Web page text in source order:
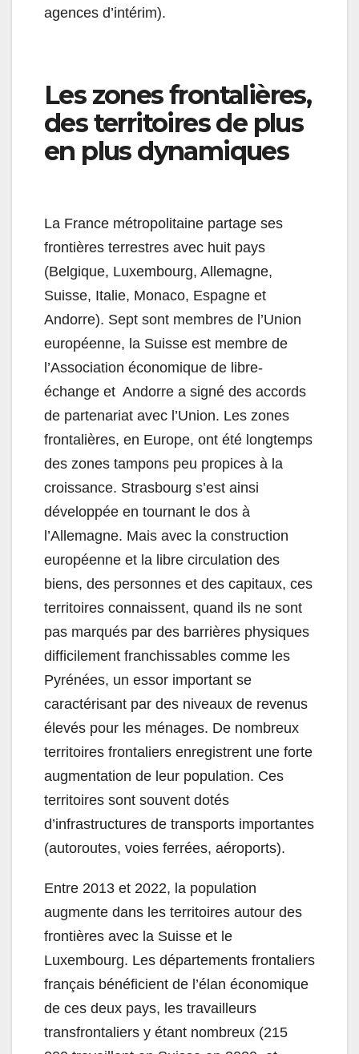
agences d’intérim).
Les zones frontalières,
des territoires de plus
en plus dynamiques
La France métropolitaine partage ses
frontières terrestres avec huit pays
(Belgique, Luxembourg, Allemagne,
Suisse, Italie, Monaco, Espagne et
Andorre). Sept sont membres de l’Union
européenne, la Suisse est membre de
l’Association économique de libre-
échange et Andorre a signé des accords
de partenariat avec l’Union. Les zones
frontalières, en Europe, ont été longtemps
des zones tampons peu propices à la
croissance. Strasbourg s’est ainsi
développée en tournant le dos à
l’Allemagne. Mais avec la construction
européenne et la libre circulation des
biens, des personnes et des capitaux, ces
territoires connaissent, quand ils ne sont
pas marqués par des barrières physiques
difficilement franchissables comme les
Pyrénées, un essor important se
caractérisant par des niveaux de revenus
élevés pour les ménages. De nombreux
territoires frontaliers enregistrent une forte
augmentation de leur population. Ces
territoires sont souvent dotés
d’infrastructures de transports importantes
(autoroutes, voies ferrées, aéroports).
Entre 2013 et 2022, la population
augmente dans les territoires autour des
frontières avec la Suisse et le
Luxembourg. Les départements frontaliers
français bénéficient de l’élan économique
de ces deux pays, les travailleurs
transfrontaliers y étant nombreux (215